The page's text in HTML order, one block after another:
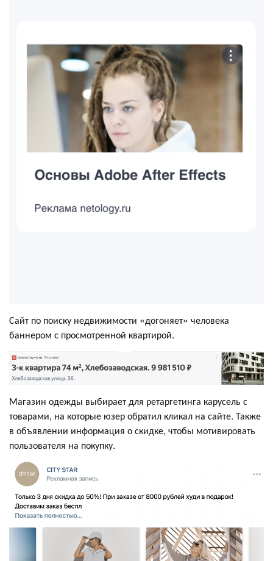
Сайт по поиску недвижимости «догоняет» человека
баннером с просмотренной квартирой.
Магазин одежды выбирает для ретаргетинга карусель с
товарами, на которые юзер обратил кликал на сайте. Также
в объявлении информация о скидке, чтобы мотивировать
пользователя на покупку.